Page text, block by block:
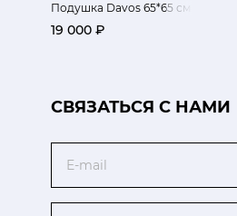
Подушка Davos 65*65 см
19 000 ₽
CВЯЗАТЬСЯ С НАМИ